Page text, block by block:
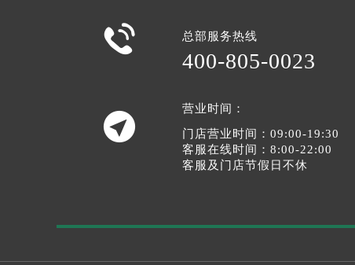
 总部服务热线
400-805-0023

营业时间：
门店营业时间：09:00-19:30
客服在线时间：8:00-22:00
客服及门店节假日不休